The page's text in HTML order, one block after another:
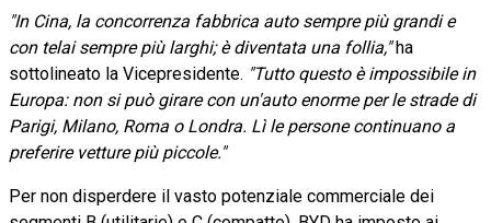
"In Cina, la concorrenza fabbrica auto sempre più grandi e
con telai sempre più larghi; è diventata una follia,"ha
sottolineato la Vicepresidente. "Tutto questo è impossibile in
Europa: non si può girare con un'auto enorme per le strade di
Parigi, Milano, Roma o Londra. Lì le persone continuano a
preferire vetture più piccole."
Per non disperdere il vasto potenziale commerciale dei